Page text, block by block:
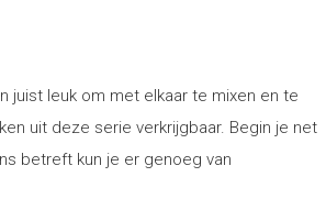
juist leuk om met elkaar te mixen en te
uit deze serie verkrijgbaar. Begin je net
betreft kun je er genoeg van